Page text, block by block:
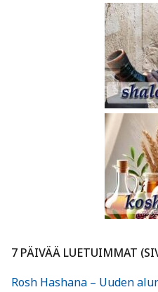
7 PÄIVÄÄ LUETUIMMAT
Rosh Hashana – Uuden